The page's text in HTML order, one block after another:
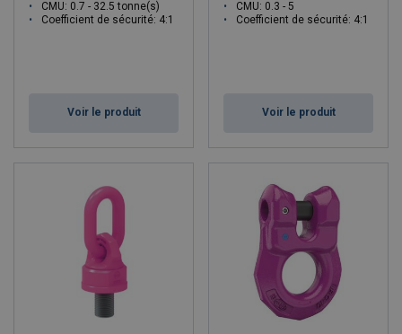
CMU: 0.7 - 32.5 tonne(s)
Coefficient de sécurité: 4:1
Voir le produit
CMU: 0.3 - 5
Coefficient de sécurité: 4:1
Voir le produit